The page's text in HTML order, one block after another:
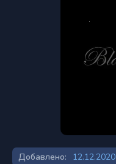
Добавлено:
12.12.2020